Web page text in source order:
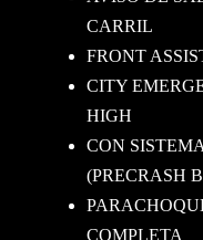
CARRIL
FRONT
CITY
HIGH
CON
(PRECRASH
COMPLETA